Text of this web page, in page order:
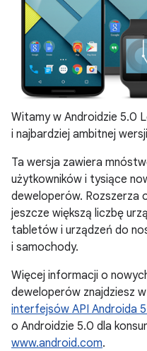
Witamy w Androidzie 5.0
i najbardziej ambitnej
Ta wersja zawiera
użytkowników i tysiące
deweloperów. Rozszerza
jeszcze większą liczbę
tabletów i urządzeń do
i samochody.
Więcej informacji o
deweloperów znajdziesz
interfejsów API Androida
o Androidzie 5.0 dla
www.android.com.